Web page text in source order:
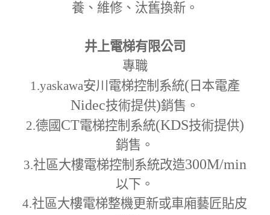
養、維修、汰舊換新。
井上電梯有限公司
專職
1.yaskawa安川電梯控制系統( 日本電產
Nidec技術提供)銷售。
2.德國 CT電梯控制系統(KDS技術提供)
銷售。
3.社區大樓電梯控制系統改造300M/min
以下。
4.社區大樓電梯整機更新或車廂藝匠貼皮